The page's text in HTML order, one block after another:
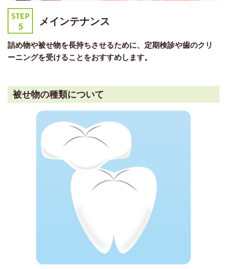
メインテナンス
詰め物や被せ物を長持ちさせるために、定期検診や歯のクリ
ーニングを受けることをおすすめします。
被せ物の種類について